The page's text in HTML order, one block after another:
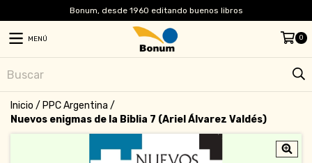
Bonum, desde 1960 editando buenos libros
MENÚ 0
Inicio / PPC Argentina /
Nuevos enigmas de la Biblia 7 (Ariel Álvarez Valdés)